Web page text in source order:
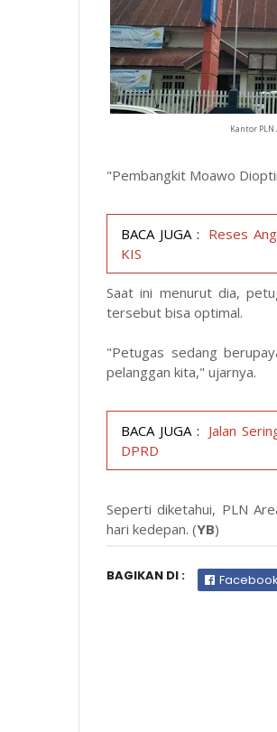
Kantor PLN
"Pembangkit Moawo
BACA JUGA : Reses
KIS
Saat ini menurut dia,
tersebut bisa optimal.
"Petugas sedang
pelanggan kita," ujarnya.
BACA JUGA : Jalan
DPRD
Seperti diketahui, PLN
hari kedepan. (YB)
BAGIKAN DI : Facebook